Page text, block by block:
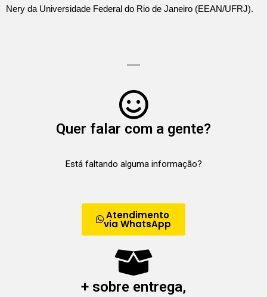
Nery da Universidade Federal do Rio de Janeiro (EEAN/UFRJ).
Quer falar com a gente?
Está faltando alguma informação?
Atendimento
via WhatsApp
+ sobre entrega,